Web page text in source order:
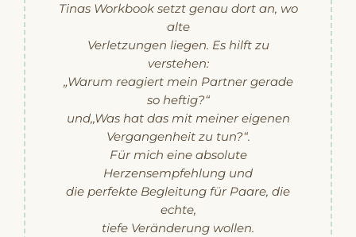
Tinas Workbook setzt genau dort an, wo
alte
Verletzungen liegen. Es hilft zu
verstehen:
„Warum reagiert mein Partner gerade
so heftig?“
und,,Was hat das mit meiner eigenen
Vergangenheit zu tun?“.
Für mich eine absolute
Herzensempfehlung und
die perfekte Begleitung für Paare, die
echte,
tiefe Veränderung wollen.